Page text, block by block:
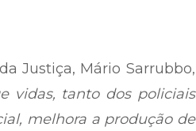
Justiça, Mário Sarrubbo,
vidas, tanto dos policiais
melhora a produção de